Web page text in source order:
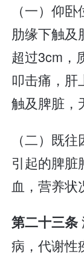
（一）仰
肋缘下触及
超过3cm，
叩击痛，肝
触及脾脏，
（二）既
引起的脾脏
血，营养状
第二十三条
病，代谢性